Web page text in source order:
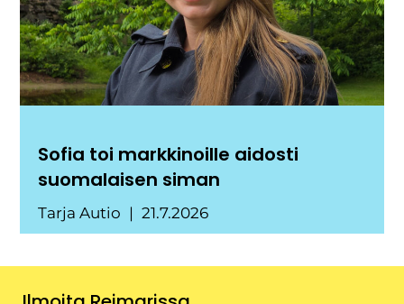
Sofia toi markkinoille aidosti
suomalaisen siman
Tarja Autio 21.7.2026